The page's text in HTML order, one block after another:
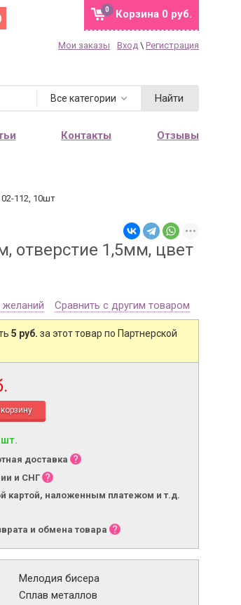
Корзина 0 руб.
0
Мои заказы Вход \ Регистрация
Все категории Найти
Контакты Отзывы
112, 10шт
отверстие 1,5мм, цвет
Сравнить с другим товаром
5 руб. за этот товар по Партнерской
шт.
доставка
и СНГ
картой, наложенным платежом и т.д.
и обмена товара
Мелодия бисера
Сплав металлов